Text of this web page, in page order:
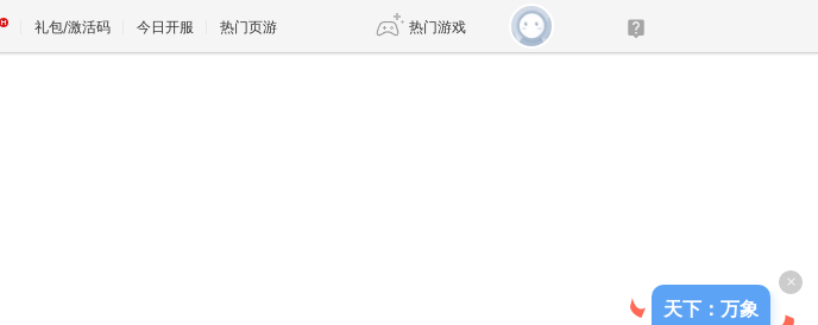
礼包/激活码 今日开服 热门页游 热门游戏
×
天下：万象